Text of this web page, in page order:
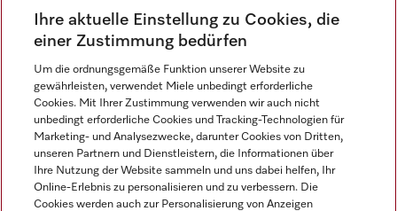
Sprache
DEUTSCH
Ihre aktuelle Einstellung zu Cookies, die
einer Zustimmung bedürfen
Um die ordnungsgemäße Funktion unserer Website zu
gewährleisten, verwendet Miele unbedingt erforderliche
Cookies. Mit Ihrer Zustimmung verwenden wir auch nicht
unbedingt erforderliche Cookies und Tracking-Technologien für
Marketing- und Analysezwecke, darunter Cookies von Dritten,
unseren Partnern und Dienstleistern, die Informationen über
Ihre Nutzung der Website sammeln und uns dabei helfen, Ihr
Online-Erlebnis zu personalisieren und zu verbessern. Die
Cookies werden auch zur Personalisierung von Anzeigen